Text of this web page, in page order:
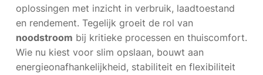
oplossingen met inzicht in verbruik, laadtoestand
en rendement. Tegelijk groeit de rol van
noodstroom bij kritieke processen en thuiscomfort.
Wie nu kiest voor slim opslaan, bouwt aan
energieonafhankelijkheid, stabiliteit en flexibiliteit